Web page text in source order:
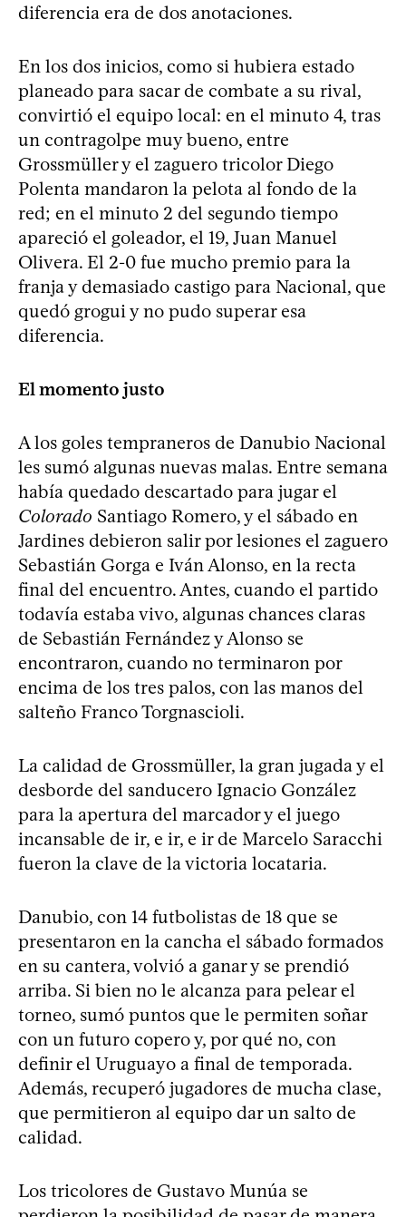
diferencia era de dos anotaciones.
En los dos inicios, como si hubiera estado
planeado para sacar de combate a su rival,
convirtió el equipo local: en el minuto 4, tras
un contragolpe muy bueno, entre
Grossmüller y el zaguero tricolor Diego
Polenta mandaron la pelota al fondo de la
red; en el minuto 2 del segundo tiempo
apareció el goleador, el 19, Juan Manuel
Olivera. El 2-0 fue mucho premio para la
franja y demasiado castigo para Nacional, que
quedó grogui y no pudo superar esa
diferencia.
El momento justo
A los goles tempraneros de Danubio Nacional
les sumó algunas nuevas malas. Entre semana
había quedado descartado para jugar el
Colorado Santiago Romero, y el sábado en
Jardines debieron salir por lesiones el zaguero
Sebastián Gorga e Iván Alonso, en la recta
final del encuentro. Antes, cuando el partido
todavía estaba vivo, algunas chances claras
de Sebastián Fernández y Alonso se
encontraron, cuando no terminaron por
encima de los tres palos, con las manos del
salteño Franco Torgnascioli.
La calidad de Grossmüller, la gran jugada y el
desborde del sanducero Ignacio González
para la apertura del marcador y el juego
incansable de ir, e ir, e ir de Marcelo Saracchi
fueron la clave de la victoria locataria.
Danubio, con 14 futbolistas de 18 que se
presentaron en la cancha el sábado formados
en su cantera, volvió a ganar y se prendió
arriba. Si bien no le alcanza para pelear el
torneo, sumó puntos que le permiten soñar
con un futuro copero y, por qué no, con
definir el Uruguayo a final de temporada.
Además, recuperó jugadores de mucha clase,
que permitieron al equipo dar un salto de
calidad.
Los tricolores de Gustavo Munúa se